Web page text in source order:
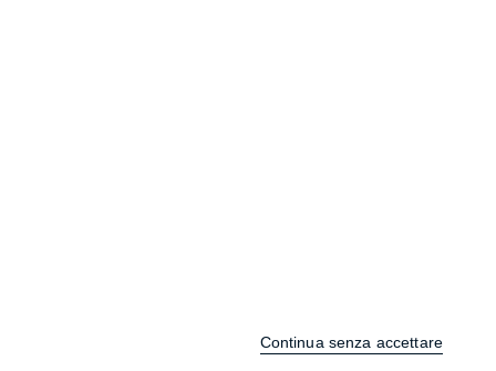
Continua senza accettare